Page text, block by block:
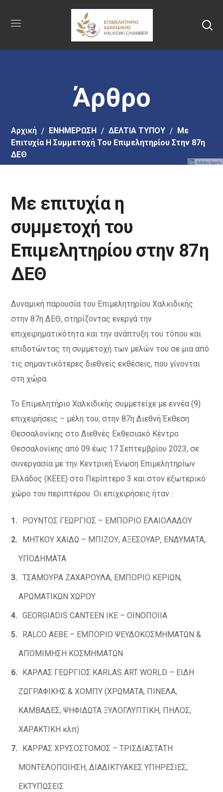
στο
περιεχόμενο
Άρθρο
Αρχική EΝΗΜΕΡΩΣΗ ΔΕΛΤΙΑ ΤΥΠΟΥ
Με
Επιτυχία Η Συμμετοχή Του Επιμελητηρίου Στην 87η
ΔΕΘ
Με επιτυχία η
συμμετοχή του
Επιμελητηρίου στην 87η
ΔΕΘ
Δυναμική παρουσία του Επιμελητηρίου Χαλκιδικής
στην 87η ΔΕΘ, στηρίζοντας ενεργά την
επιχειρηματικότητα και την ανάπτυξη του τόπου και
επιδοτώντας τη συμμετοχή των μελών του σε μια από
τις σημαντικότερες διεθνείς εκθέσεις, που γίνονται
στη χώρα.
Το Επιμελητήριο Χαλκιδικής συμμετείχε με εννέα (9)
επιχειρήσεις – μέλη του, στην 87η Διεθνή Έκθεση
Θεσσαλονίκης στο Διεθνές Εκθεσιακό Κέντρο
Θεσσαλονίκης από 09 έως 17 Σεπτεμβρίου 2023, σε
συνεργασία με την Κεντρική Ένωση Επιμελητηρίων
Ελλάδος (ΚΕΕΕ) στο Περίπτερο 3 και στον εξωτερικό
χώρο του περιπτέρου. Οι επιχειρήσεις ήταν :
ΡΟΥΝΤΟΣ ΓΕΩΡΓΙΟΣ – ΕΜΠΟΡΙΟ ΕΛΑΙΟΛΑΔΟΥ
ΜΗΤΚΟΥ ΧΑΙΔΩ – ΜΠΙΖΟΥ, ΑΞΕΣΟΥΑΡ, ΕΝΔΥΜΑΤΑ,
ΥΠΟΔΗΜΑΤΑ
ΤΣΑΜΟΥΡΑ ΖΑΧΑΡΟΥΛΑ, ΕΜΠΟΡΙΟ ΚΕΡΙΩΝ,
ΑΡΩΜΑΤΙΚΩΝ ΧΩΡΟΥ
GEORGIADIS CANTEEN IKE – ΟΙΝΟΠΟΙΙΑ
RALCO ΑΕΒΕ – ΕΜΠΟΡΙΟ ΨΕΥΔΟΚΟΣΜΗΜΑΤΩΝ &
ΑΠΟΜΙΜΗΣΗ ΚΟΣΜΗΜΑΤΩΝ
ΚΑΡΛΑΣ ΓΕΩΡΓΙΟΣ KARLAS ART WORLD – ΕΙΔΗ
ΖΩΓΡΑΦΙΚΗΣ & ΧΟΜΠΥ (ΧΡΩΜΑΤΑ, ΠΙΝΕΛΑ,
ΚΑΜΒΑΔΕΣ, ΨΗΦΙΔΩΤΑ ΞΥΛΟΓΛΥΠΤΙΚΗ, ΠΗΛΟΣ,
ΧΑΡΑΚΤΙΚΗ κλπ)
ΚΑΡΡΑΣ ΧΡΥΣΟΣΤΟΜΟΣ – ΤΡΙΣΔΙΑΣΤΑΤΗ
ΜΟΝΤΕΛΟΠΟΙΗΣΗ, ΔΙΑΔΙΚΤΥΑΚΕΣ ΥΠΗΡΕΣΙΕΣ,
ΕΚΤΥΠΩΣΕΙΣ